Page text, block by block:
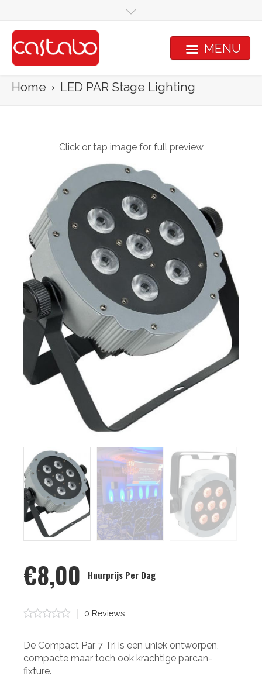
MENU
Home LED PAR Stage Lighting
Click or tap image for full preview
€8,00 Huurprijs Per Dag
0 Stars 0 Reviews
De Compact Par 7 Tri is een uniek ontworpen,
compacte maar toch ook krachtige parcan-
fixture.